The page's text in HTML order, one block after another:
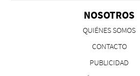
NOSOTROS
QUIÉNES SOMOS
CONTACTO
PUBLICIDAD